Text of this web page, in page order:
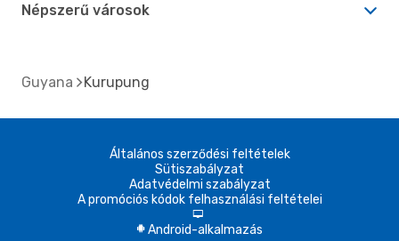
Népszerű városok
Guyana Kurupung
Általános szerződési feltételek
Sütiszabályzat
Adatvédelmi szabályzat
A promóciós kódok felhasználási feltételei
d
A Android-alkalmazás